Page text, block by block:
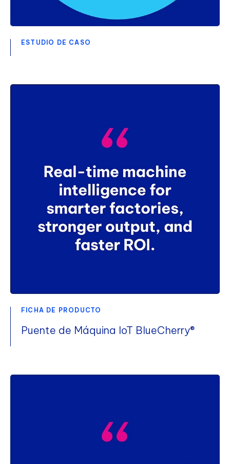
ESTUDIO DE CASO
FICHA DE PRODUCTO
Puente de Máquina IoT BlueCherry®